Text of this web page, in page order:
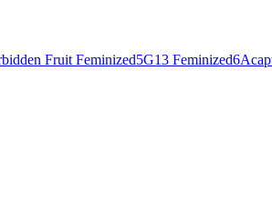
Fruit Feminized5G13 Feminized6